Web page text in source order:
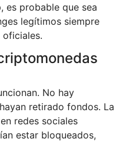
es probable que sea
legítimos siempre
oficiales.
No hay
retirado fondos. La
redes sociales
estar bloqueados,